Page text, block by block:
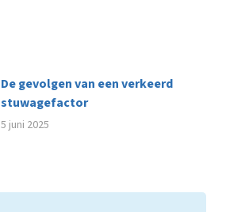
De gevolgen van een verkeerd
stuwagefactor
5 juni 2025